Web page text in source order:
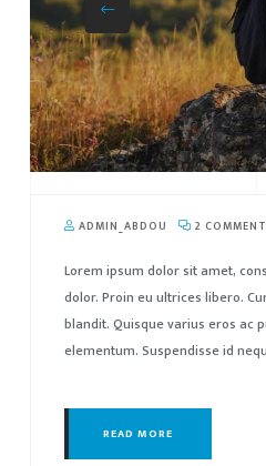
ADMIN_ABDOU 2 COMMENT
Lorem ipsum dolor sit amet,
dolor. Proin eu ultrices libero.
blandit. Quisque varius eros ac
elementum. Suspendisse id
READ MORE